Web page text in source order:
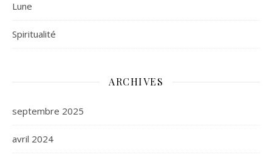
Lune
Spiritualité
ARCHIVES
septembre 2025
avril 2024